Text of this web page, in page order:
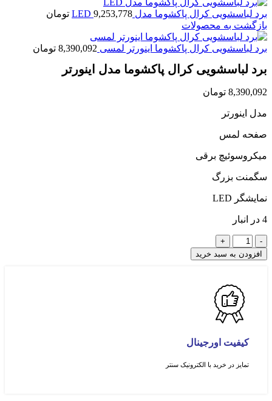
برد لباسشویی کرال پاکشوما مدل LED 9,253,778
تومان
بازگشت به محصولات
برد لباسشویی کرال پاکشوما اینورتر لمسی 8,390,092 تومان
برد لباسشویی کرال پاکشوما مدل اینورتر
8,390,092 تومان
مدل اینورتر
صفحه لمس
میکروسوئیچ برقی
سگمنت بزرگ
نمایشگر LED
4 در انبار
افزودن به سبد خرید
کیفیت اورجینال
تمایز در خرید با الکترونیک سنتر